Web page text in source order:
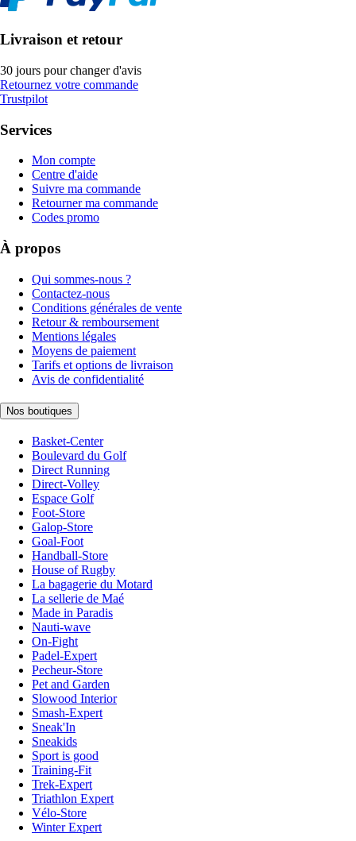
Livraison et retour
30 jours pour changer d'avis
Retournez votre commande
Trustpilot
Services
Mon compte
Centre d'aide
Suivre ma commande
Retourner ma commande
Codes promo
À propos
Qui sommes-nous ?
Contactez-nous
Conditions générales de vente
Retour & remboursement
Mentions légales
Moyens de paiement
Tarifs et options de livraison
Avis de confidentialité
Nos boutiques
Basket-Center
Boulevard du Golf
Direct Running
Direct-Volley
Espace Golf
Foot-Store
Galop-Store
Goal-Foot
Handball-Store
House of Rugby
La bagagerie du Motard
La sellerie de Maé
Made in Paradis
Nauti-wave
On-Fight
Padel-Expert
Pecheur-Store
Pet and Garden
Slowood Interior
Smash-Expert
Sneak'In
Sneakids
Sport is good
Training-Fit
Trek-Expert
Triathlon Expert
Vélo-Store
Winter Expert